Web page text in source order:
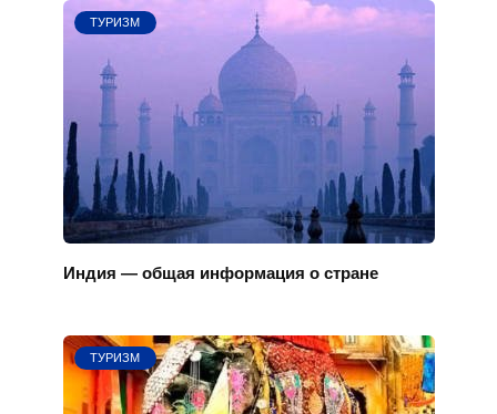
ТУРИЗМ
Индия — общая информация о стране
ТУРИЗМ